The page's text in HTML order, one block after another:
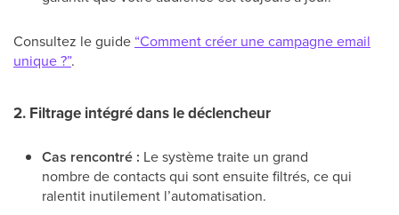
Consultez le guide “Comment créer une campagne email
unique ?”.
2. Filtrage intégré dans le déclencheur
Cas rencontré : Le système traite un grand
nombre de contacts qui sont ensuite filtrés, ce qui
ralentit inutilement l’automatisation.